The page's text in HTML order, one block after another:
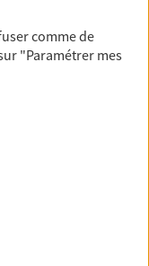
avec notre
proches en cas
comme de
"Paramétrer mes